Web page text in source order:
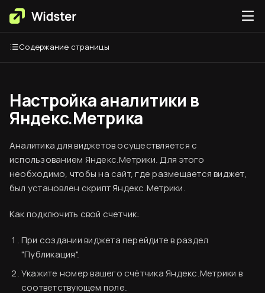
Настройка аналитики в
Яндекс.Метрика
Аналитика для виджетов осуществляется с
использованием Яндекс.Метрики. Для этого
необходимо, чтобы на сайт, где размещается виджет,
был установлен скрипт Яндекс.Метрики.
Как подключить свой счетчик:
При создании виджета перейдите в раздел
"Публикация".
Укажите номер вашего счётчика Яндекс.Метрики в
соответствующем поле.
Содержание страницы